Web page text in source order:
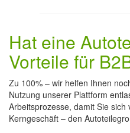
Hat eine
Vorteile für
Zu 100% – wir helfen Ihnen
Nutzung unserer Plattform
Arbeitsprozesse, damit Sie
Kerngeschäft – den